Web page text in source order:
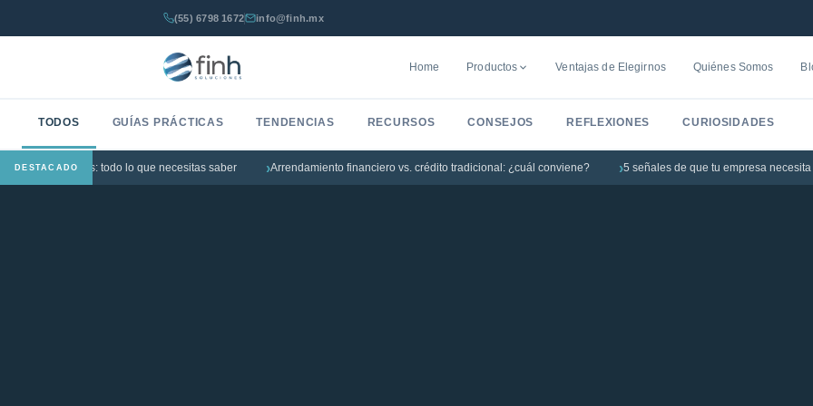
(55) 6798 1672 info@finh.mx
Home Productos Ventajas de Elegirnos Quiénes Somos
TODOS GUÍAS PRÁCTICAS TENDENCIAS RECURSOS CONSEJOS REFLEXIONES CURIOSIDADES
DESTACADO
PyMEs: todo lo que necesitas saber Arrendamiento financiero vs. crédito tradicional: ¿cuál conviene? 5 señales de que tu empresa necesita un